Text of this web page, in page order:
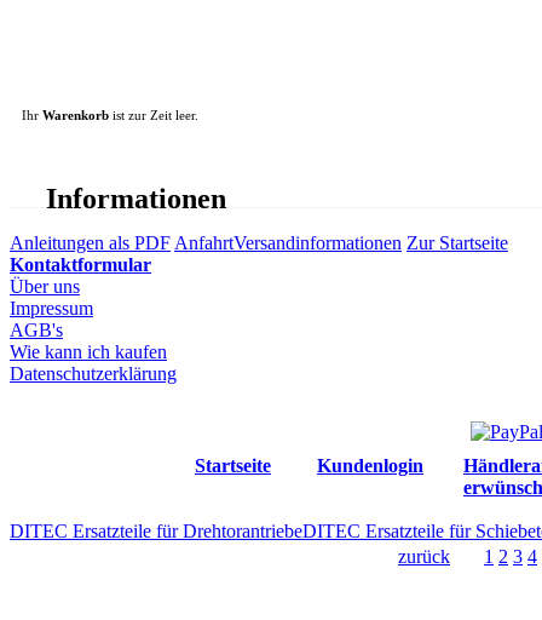
Ihr Warenkorb ist zur Zeit leer.
Informationen
Anleitungen als PDF AnfahrtVersandinformationen Zur Startseite
Kontaktformular
Über uns
Impressum
AGB's
Wie kann ich kaufen
Datenschutzerklärung
Startseite Kundenlogin
DITEC Ersatzteile für DrehtorantriebeDITEC Ersatzteile für
zurück
1 2 3 4